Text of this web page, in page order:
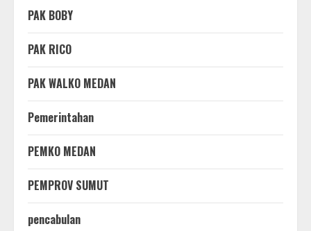
PAK BOBY
PAK RICO
PAK WALKO MEDAN
Pemerintahan
PEMKO MEDAN
PEMPROV SUMUT
pencabulan